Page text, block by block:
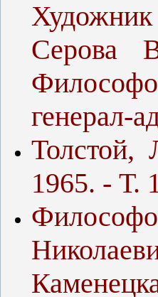
Серова
генерал-
1965. - Т.